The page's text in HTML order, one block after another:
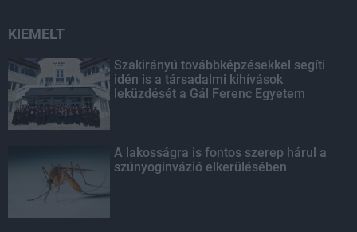
KIEMELT
Szakirányú továbbképzésekkel segíti
idén is a társadalmi kihívások
leküzdését a Gál Ferenc Egyetem
A lakosságra is fontos szerep hárul a
szúnyoginvázió elkerülésében